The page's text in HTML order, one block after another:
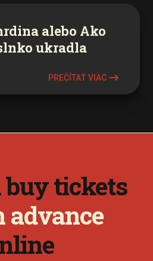
alebo Ako
ukradla
PREČÍTAŤ VIAC
buy tickets
advance